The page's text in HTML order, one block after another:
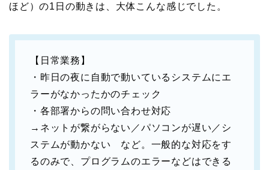
ほど）の1日の動きは、大体こんな感じでした。
【日常業務】
・昨日の夜に自動で動いているシステムにエ
ラーがなかったかのチェック
・各部署からの問い合わせ対応
→ネットが繋がらない／パソコンが遅い／シ
ステムが動かない など。一般的な対応をす
るのみで、プログラムのエラーなどはできる